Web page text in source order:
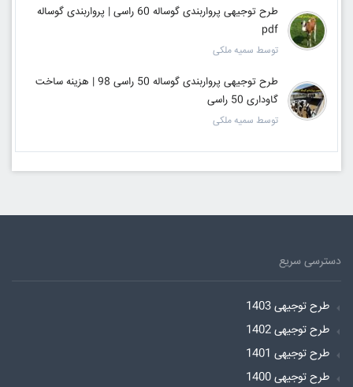
طرح توجیهی پرواربندی گوساله 60 راسی | پرواربندی گوساله
pdf
توسط سمیه ملکی
طرح توجیهی پرواربندی گوساله 50 راسی 98 | هزینه ساخت
گاوداری 50 راسی
توسط سمیه ملکی
دسترسی سریع
طرح توجیهی 1403
طرح توجیهی 1402
طرح توجیهی 1401
طرح توجیهی 1400